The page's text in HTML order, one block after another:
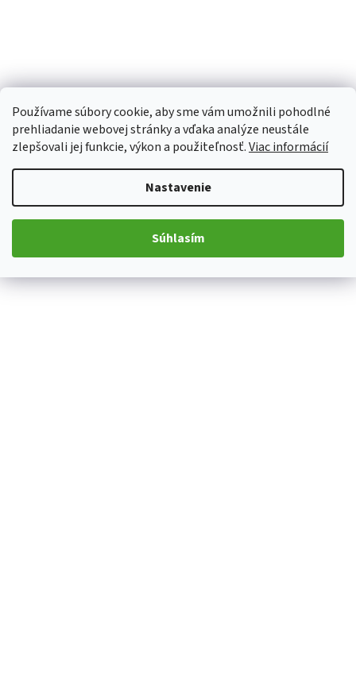
Používame súbory cookie, aby sme vám umožnili pohodlné
prehliadanie webovej stránky a vďaka analýze neustále
zlepšovali jej funkcie, výkon a použiteľnosť.Viac informácií
Nastavenie
Súhlasím